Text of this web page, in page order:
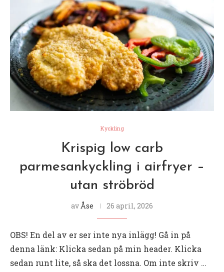
Kyckling
Krispig low carb
parmesankyckling i airfryer –
utan ströbröd
av Åse 26 april, 2026
OBS! En del av er ser inte nya inlägg! Gå in på
denna länk: Klicka sedan på min header. Klicka
sedan runt lite, så ska det lossna. Om inte skriv …